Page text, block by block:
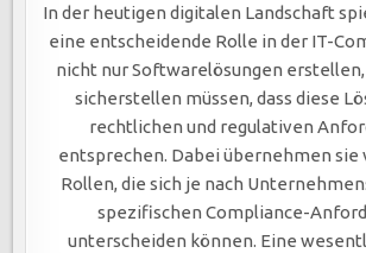
In der heutigen digitalen Landschaft
eine entscheidende Rolle in der IT-
nicht nur Softwarelösungen erstellen,
sicherstellen müssen, dass diese
rechtlichen und regulativen
entsprechen. Dabei übernehmen sie
Rollen, die sich je nach
spezifischen Compliance-
unterscheiden können. Eine